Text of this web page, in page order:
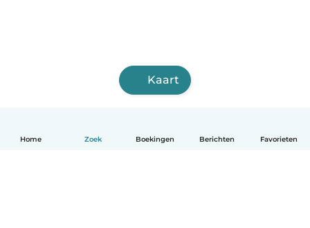
Home Zoek Boekingen Berichten Favorieten
Kaart